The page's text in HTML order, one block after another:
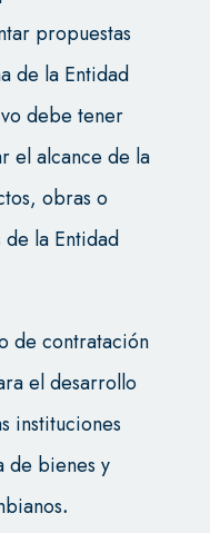
propuestas
de la Entidad
debe tener
el alcance de la
obras o
la Entidad
de contratación
el desarrollo
instituciones
de bienes y
.